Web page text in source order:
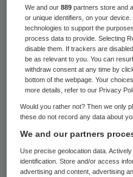
De samenwerking
ontwikkelen van
zorgprofessionals.
Samenwerken
Dit willen de
contextrijke
We and our889 partners store and
or unique identifiers, on your
technologies to support the
process data to provide. Selecting
disable them. If trackers are
be as relevant to you. You can
withdraw consent at any time by
bottom of the webpage. Your
more details, refer to our Privacy
Would you rather not? Then we only
these do not record any data about
We and our partners
Use precise geolocation data.
identification. Store and/or access
advertising and content, advertising